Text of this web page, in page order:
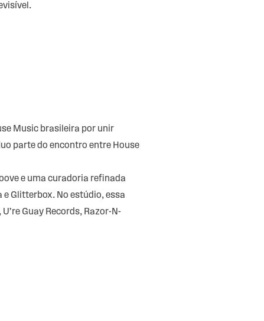
Music brasileira por unir
parte do encontro entre House
e uma curadoria refinada
e Glitterbox. No estúdio, essa
Guay Records, Razor-N-